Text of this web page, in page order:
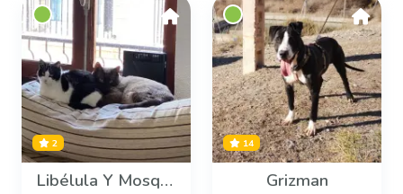
2
Libélula Y Mosquito
14
Grizman